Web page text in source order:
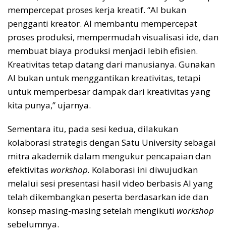
mempercepat proses kerja kreatif. “AI bukan
pengganti kreator. AI membantu mempercepat
proses produksi, mempermudah visualisasi ide, dan
membuat biaya produksi menjadi lebih efisien.
Kreativitas tetap datang dari manusianya. Gunakan
AI bukan untuk menggantikan kreativitas, tetapi
untuk memperbesar dampak dari kreativitas yang
kita punya,” ujarnya.
Sementara itu, pada sesi kedua, dilakukan
kolaborasi strategis dengan Satu University sebagai
mitra akademik dalam mengukur pencapaian dan
efektivitas workshop. Kolaborasi ini diwujudkan
melalui sesi presentasi hasil video berbasis AI yang
telah dikembangkan peserta berdasarkan ide dan
konsep masing-masing setelah mengikuti workshop
sebelumnya.